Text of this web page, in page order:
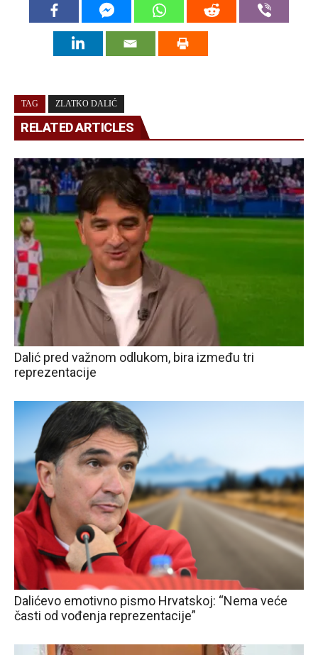
TAG ZLATKO DALIĆ
RELATED ARTICLES
Dalić pred važnom odlukom, bira između tri
reprezentacije
Dalićevo emotivno pismo Hrvatskoj: “Nema veće
časti od vođenja reprezentacije”